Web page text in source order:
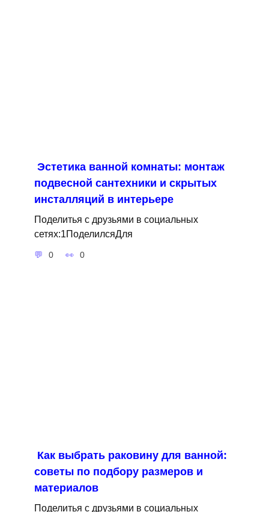
Эстетика ванной комнаты: монтаж
подвесной сантехники и скрытых
инсталляций в интерьере
Поделитья с друзьями в социальных
сетях:1ПоделилсяДля
0 0
Как выбрать раковину для ванной:
советы по подбору размеров и
материалов
Поделитья с друзьями в социальных